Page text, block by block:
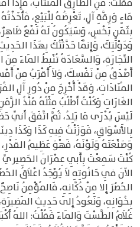
فَقُلْتُ: مَنِ الطَّارِقُ المُنْتَابُ، فَإِذَا
مَاءٍ وَرِقَّةِ آلٍ، تَعْرِضُهُ لِلْبَيْعِ،
بِثَمَنٍ بَخْسٍ، وَسَيَكُونُ لَهُ نَفْعٌ
وَدَوْلَتِكَ، وَإِنَّمَا حَدَّثْتُكَ بِهَذَا
التِّجَارَةِ، وَالسَّعَادَةُ تُنْبِطُ المَاءَ مِنَ
أَصْدَقُ مِنْ نَفْسِكَ، وَلاَ أَقْرَبُ مِنْ
المُنَادَاتِ، وَقَدْ أُخْرِجَ مِنْ دُورِ آلِ
الغَارَاتِ وَكُنْتُ أَطْلُبُ مِثْلُهُ مُنْذُ
لَيْسَ يُدْرَى مَا يَلِدُ، ثُمَّ اتَّفَقَ أَنِّي
بِالأَسْوَاقِ، فَوَزَنْتُ فِيهِ كَذَا وَكَذَا
وَصَنْعَتَهُ وَلَوْنَهُ، فَهْوَ عَظِيمُ القَدْرِ،
كُنْتَ سَمِعْتَ بِأَبِي عِمْرَانَ الحَصِيريِّ
الآنَ فِي حَانُوتِهِ لاَ يُوْجَدُ اعْلاَقُ
الحُصُرَ إِلا مِنْ دُكَّانِهِ، فَالمُؤْمِنُ
بِخُوَانِهِ، وَنَعُودُ إِلَى حَدِيثِ
غُلاَمُ الطَّسْتَ وَالمَاءَ فَقُلْتُ: اللهُ